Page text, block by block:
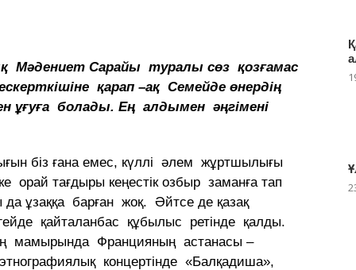
Мәдениет Сарайы туралы сөз қозғамас
қарап –ақ Семейде өнердің
ұғуға болады. Ең алдымен әңгімені
біз ғана емес, күллі әлем жұртшылығы
орай тағдыры кеңестік озбыр заманға тап
да ұзаққа барған жоқ. Әйтсе де қазақ
қайталанбас құбылыс ретінде қалды.
мамырында Францияның астанасы –
концертінде «Балқадиша»,